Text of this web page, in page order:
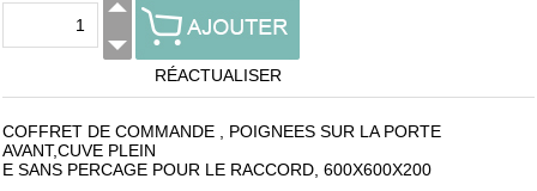
RÉACTUALISER
COFFRET DE COMMANDE , POIGNEES SUR LA PORTE
AVANT,CUVE PLEIN
E SANS PERCAGE POUR LE RACCORD, 600X600X200